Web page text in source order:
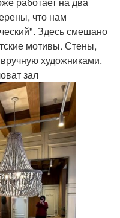
что нам
Здесь смешано
мотивы. Стены,
художниками.
зал